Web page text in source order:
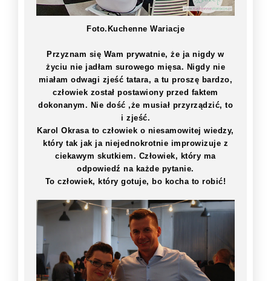
Foto.Kuchenne Wariacje
Przyznam się Wam prywatnie, że ja nigdy w
życiu nie jadłam surowego mięsa. Nigdy nie
miałam odwagi zjeść tatara, a tu proszę bardzo,
człowiek został postawiony przed faktem
dokonanym. Nie dość ,że musiał przyrządzić, to
i zjeść.
Karol Okrasa to człowiek o niesamowitej wiedzy,
który tak jak ja niejednokrotnie improwizuje z
ciekawym skutkiem. Człowiek, który ma
odpowiedź na każde pytanie.
To człowiek, który gotuje, bo kocha to robić!